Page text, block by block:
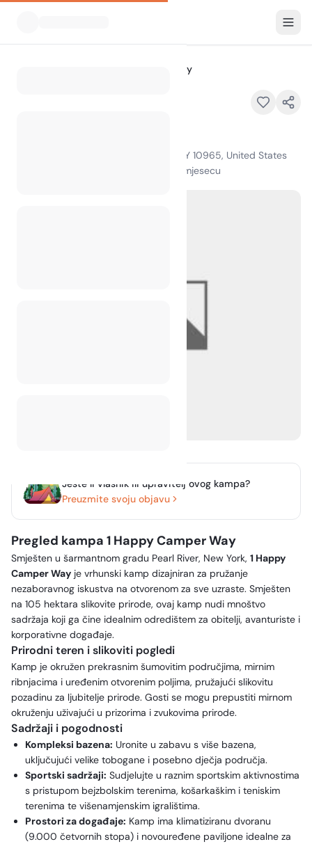
1 Happy Camper Way
1 Happy Camper Way,, Pearl River, NY 10965, United States
pregleda u posljednjem mjesecu
Jeste li vlasnik ili upravitelj ovog kampa?
Preuzmite svoju objavu
Pregled kampa 1 Happy Camper Way
Smješten u šarmantnom gradu Pearl River, New York, 1 Happy
Camper Way je vrhunski kamp dizajniran za pružanje
nezaboravnog iskustva na otvorenom za sve uzraste. Smješten
na 105 hektara slikovite prirode, ovaj kamp nudi mnoštvo
sadržaja koji ga čine idealnim odredištem za obitelji, avanturiste i
korporativne događaje.
Prirodni teren i slikoviti pogledi
Kamp je okružen prekrasnim šumovitim područjima, mirnim
ribnjacima i uređenim otvorenim poljima, pružajući slikovitu
pozadinu za ljubitelje prirode. Gosti se mogu prepustiti mirnom
okruženju uživajući u prizorima i zvukovima prirode.
Sadržaji i pogodnosti
Kompleksi bazena: Uronite u zabavu s više bazena,
uključujući velike tobogane i posebno dječja područja.
Sportski sadržaji: Sudjelujte u raznim sportskim aktivnostima
s pristupom bejzbolskim terenima, košarkaškim i teniskim
terenima te višenamjenskim igralištima.
Prostori za događaje: Kamp ima klimatiziranu dvoranu
(9.000 četvornih stopa) i novouređene paviljone idealne za